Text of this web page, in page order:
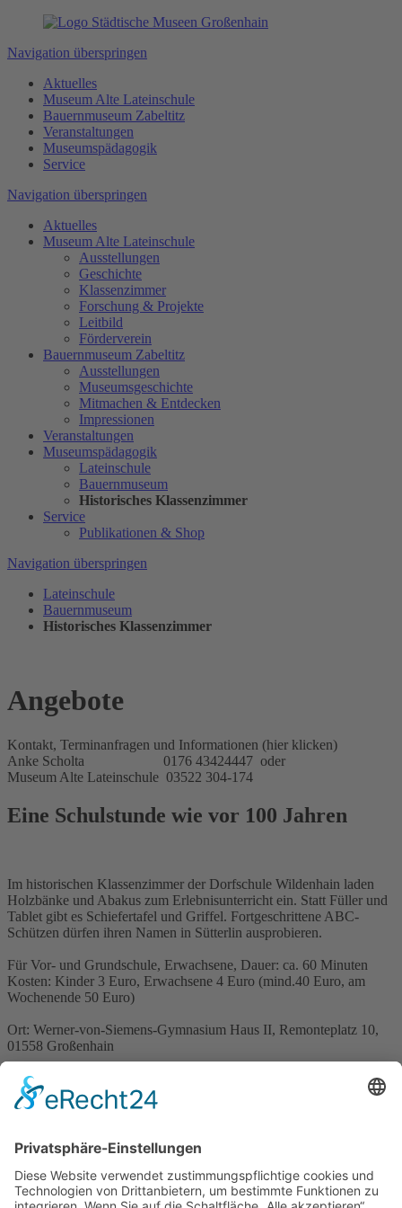
Navigation überspringen
Aktuelles
Museum Alte Lateinschule
Bauernmuseum Zabeltitz
Veranstaltungen
Museumspädagogik
Service
Navigation überspringen
Aktuelles
Museum Alte Lateinschule
Ausstellungen
Geschichte
Klassenzimmer
Forschung & Projekte
Leitbild
Förderverein
Bauernmuseum Zabeltitz
Ausstellungen
Museumsgeschichte
Mitmachen & Entdecken
Impressionen
Veranstaltungen
Museumspädagogik
Lateinschule
Bauernmuseum
Historisches Klassenzimmer
Service
Publikationen & Shop
Navigation überspringen
Lateinschule
Bauernmuseum
Historisches Klassenzimmer
Angebote
Kontakt, Terminanfragen und Informationen (hier klicken)
Anke Scholta 0176 43424447 oder
Museum Alte Lateinschule 03522 304-174
Eine Schulstunde wie vor 100 Jahren
Im historischen Klassenzimmer der Dorfschule Wildenhain laden
Holzbänke und Abakus zum Erlebnisunterricht ein. Statt Füller und
Tablet gibt es Schiefertafel und Griffel. Fortgeschrittene ABC-
Schützen dürfen ihren Namen in Sütterlin ausprobieren.
Für Vor- und Grundschule, Erwachsene, Dauer: ca. 60 Minuten
Kosten: Kinder 3 Euro, Erwachsene 4 Euro (mind.40 Euro, am
Wochenende 50 Euro)
Ort: Werner-von-Siemens-Gymnasium Haus II, Remonteplatz 10,
01558 Großenhain
Kirchplatz 4
Tel. 03522 304-174
E-Mail